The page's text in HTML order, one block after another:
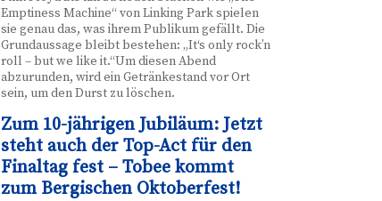
Emptiness Machine“ von Linking Park spielen
sie genau das, was ihrem Publikum gefällt. Die
Grundaussage bleibt bestehen: „It‘s only rock’n
roll – but we like it.“Um diesen Abend
abzurunden, wird ein Getränkestand vor Ort
sein, um den Durst zu löschen.
Zum 10-jährigen Jubiläum: Jetzt
steht auch der Top-Act für den
Finaltag fest – Tobee kommt
zum Bergischen Oktoberfest!